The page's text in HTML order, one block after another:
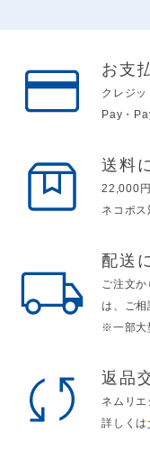
お支
クレジ
Pay・
送料
22,000
ネコポ
配送
ご注文
は、ご相
※一部大
返品
ネムリ
詳しくは